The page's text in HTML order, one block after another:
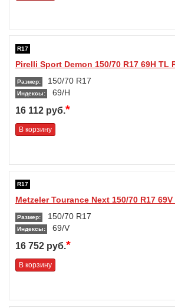
R17
Pirelli Sport Demon 150/70 R17 69H TL
Размер: 150/70 R17
Индексы: 69/H
16 112 руб.*
В корзину
R17
Metzeler Tourance Next 150/70 R17 69V
Размер: 150/70 R17
Индексы: 69/V
16 752 руб.*
В корзину